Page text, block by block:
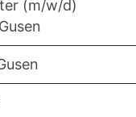
(m/w/d)